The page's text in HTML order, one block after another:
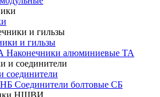
и гильзы
Наконечники алюминиевые ТА
соединители
НБ Соединители болтовые СБ